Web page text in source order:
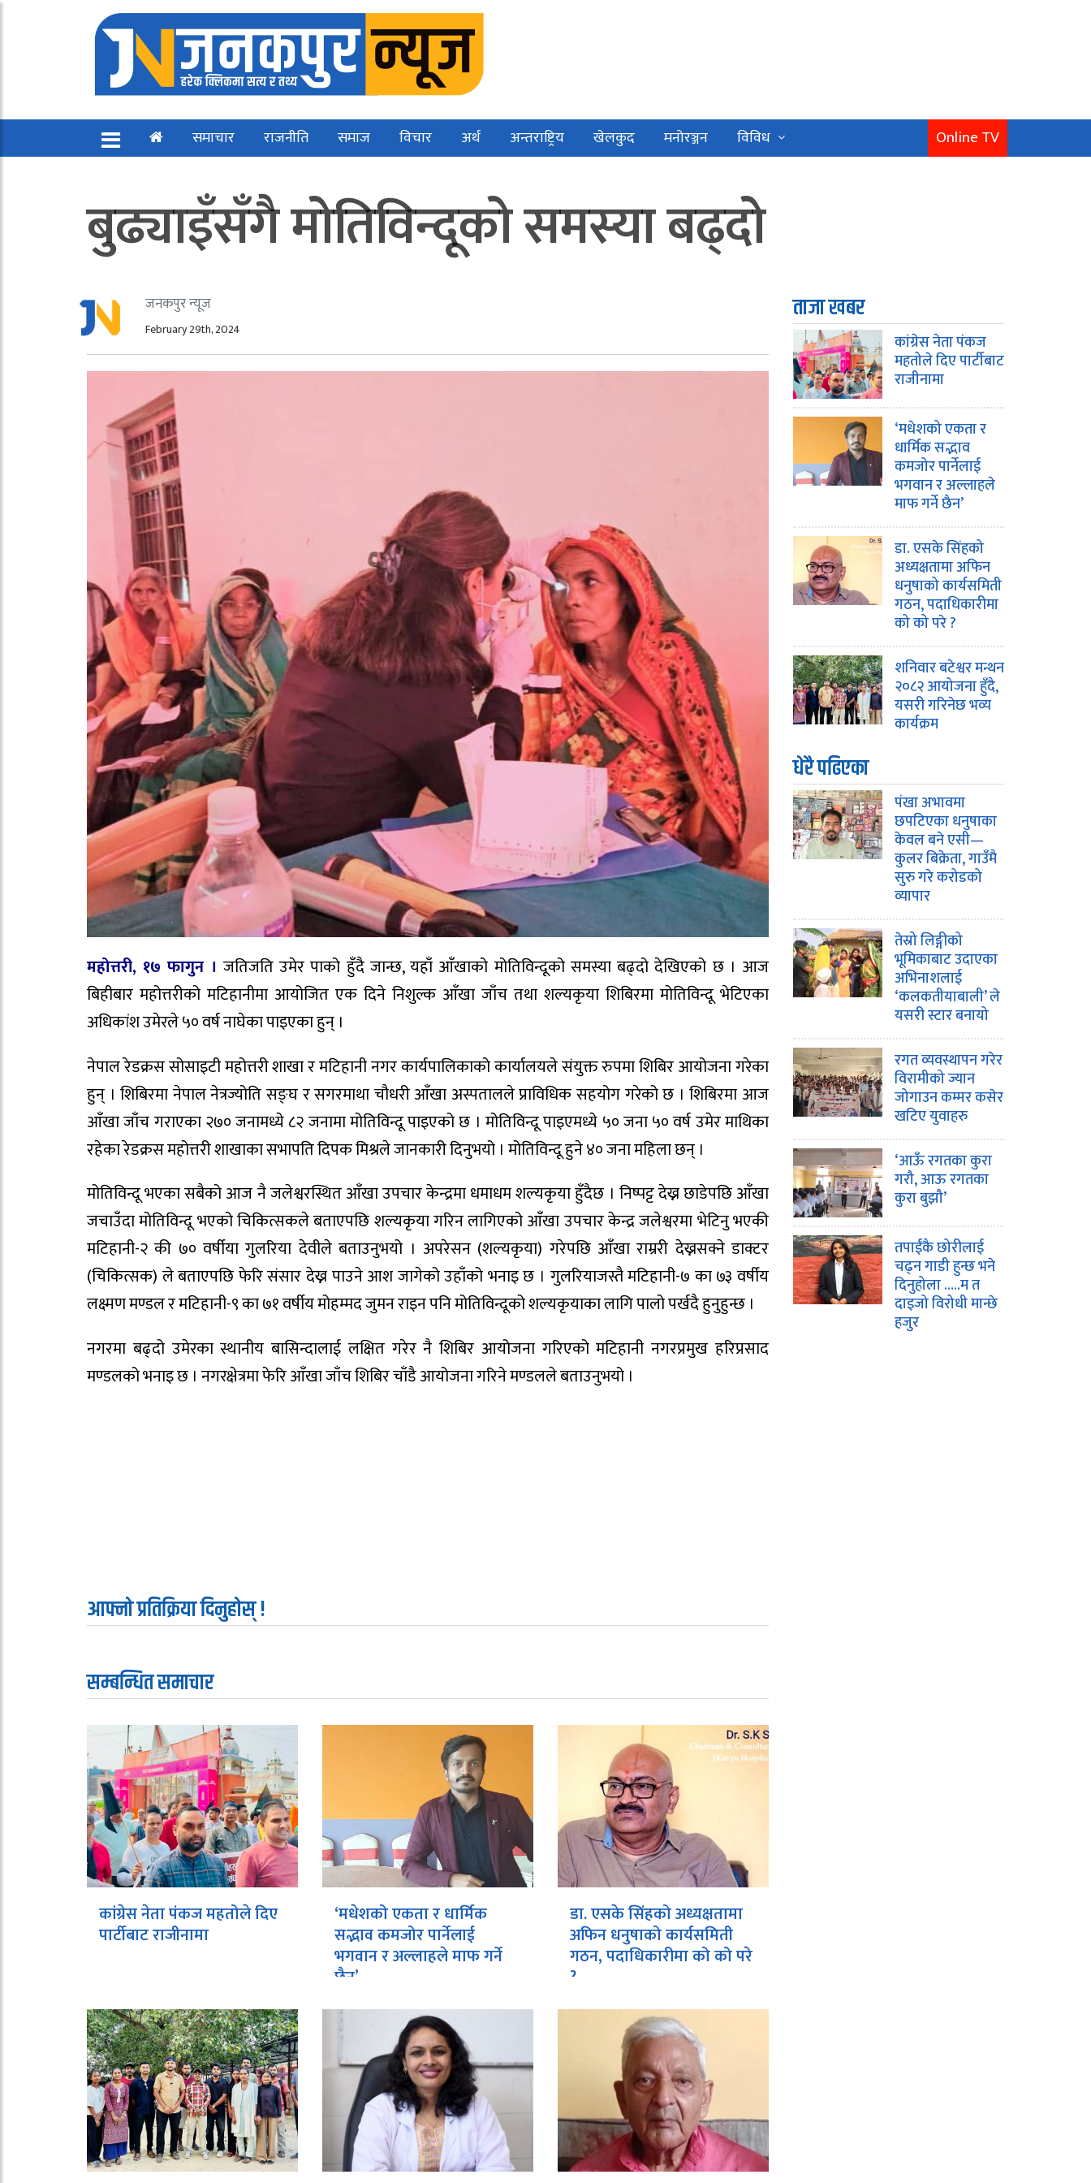
समाचार राजनीति समाज विचार अर्थ अन्तराष्ट्रिय खेलकुद मनोरञ्जन विविध Online TV
बुढ्याइँसँगै मोतिविन्दूको समस्या बढ्दो
जनकपुर न्यूज
February 29th, 2024
महोत्तरी, १७ फागुन । जतिजति उमेर पाको हुँदै जान्छ, यहाँ आँखाको मोतिविन्दूको समस्या बढ्दो देखिएको छ । आज
बिहीबार महोत्तरीको मटिहानीमा आयोजित एक दिने निशुल्क आँखा जाँच तथा शल्यकृया शिबिरमा मोतिविन्दू भेटिएका
अधिकांश उमेरले ५० वर्ष नाघेका पाइएका हुन् ।
नेपाल रेडक्रस सोसाइटी महोत्तरी शाखा र मटिहानी नगर कार्यपालिकाको कार्यालयले संयुक्त रुपमा शिबिर आयोजना गरेका
हुन् । शिबिरमा नेपाल नेत्रज्योति सङ्घ र सगरमाथा चौधरी आँखा अस्पतालले प्राविधिक सहयोग गरेको छ । शिबिरमा आज
आँखा जाँच गराएका २७० जनामध्ये ८२ जनामा मोतिविन्दू पाइएको छ । मोतिविन्दू पाइएमध्ये ५० जना ५० वर्ष उमेर माथिका
रहेका रेडक्रस महोत्तरी शाखाका सभापति दिपक मिश्रले जानकारी दिनुभयो । मोतिविन्दू हुने ४० जना महिला छन् ।
मोतिविन्दू भएका सबैको आज नै जलेश्वरस्थित आँखा उपचार केन्द्रमा धमाधम शल्यकृया हुँदैछ । निष्पट्ट देख्न छाडेपछि आँखा
जचाउँदा मोतिविन्दू भएको चिकित्सकले बताएपछि शल्यकृया गरिन लागिएको आँखा उपचार केन्द्र जलेश्वरमा भेटिनु भएकी
मटिहानी-२ की ७० वर्षीया गुलरिया देवीले बताउनुभयो । अपरेसन (शल्यकृया) गरेपछि आँखा राम्ररी देख्नसक्ने डाक्टर
(चिकित्सक) ले बताएपछि फेरि संसार देख्न पाउने आश जागेको उहाँको भनाइ छ । गुलरियाजस्तै मटिहानी-७ का ७३ वर्षीय
लक्ष्मण मण्डल र मटिहानी-९ का ७१ वर्षीय मोहम्मद जुमन राइन पनि मोतिविन्दूको शल्यकृयाका लागि पालो पर्खदै हुनुहुन्छ ।
नगरमा बढ्दो उमेरका स्थानीय बासिन्दालाई लक्षित गरेर नै शिबिर आयोजना गरिएको मटिहानी नगरप्रमुख हरिप्रसाद
मण्डलको भनाइ छ । नगरक्षेत्रमा फेरि आँखा जाँच शिबिर चाँडै आयोजना गरिने मण्डलले बताउनुभयो ।
आफ्नो प्रतिक्रिया दिनुहोस् !
सम्बन्धित समाचार
कांग्रेस नेता पंकज महतोले दिए
पार्टीबाट राजीनामा
‘मधेशको एकता र धार्मिक
सद्भाव कमजोर पार्नेलाई
भगवान र अल्लाहले माफ गर्ने
छैन’
डा. एसके सिंहको अध्यक्षतामा
अफिन धनुषाको कार्यसमिती
गठन, पदाधिकारीमा को को परे
?
ताजा खबर
कांग्रेस नेता पंकज
महतोले दिए पार्टीबाट
राजीनामा
‘मधेशको एकता र
धार्मिक सद्भाव
कमजोर पार्नेलाई
भगवान र अल्लाहले
माफ गर्ने छैन’
डा. एसके सिंहको
अध्यक्षतामा अफिन
धनुषाको कार्यसमिती
गठन, पदाधिकारीमा
को को परे ?
शनिवार बटेश्वर मन्थन
२०८२ आयोजना हुँदै,
यसरी गरिनेछ भव्य
कार्यक्रम
धेरै पढिएका
पंखा अभावमा
छपटिएका धनुषाका
केवल बने एसी—
कुलर बिक्रेता, गाउँमै
सुरु गरे करोडको
व्यापार
तेस्रो लिङ्गीको
भूमिकाबाट उदाएका
अभिनाशलाई
‘कलकतीयाबाली’ ले
यसरी स्टार बनायो
रगत व्यवस्थापन गरेर
विरामीको ज्यान
जोगाउन कम्मर कसेर
खटिए युवाहरु
‘आऊँ रगतका कुरा
गरौ, आऊ रगतका
कुरा बुझौ’
तपाईंकै छोरीलाई
चढ्न गाडी हुन्छ भने
दिनुहोला …..म त
दाइजो विरोधी मान्छे
हजुर